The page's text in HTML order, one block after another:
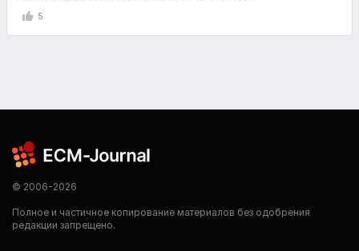
5
© 2006-2026
Полное и частичное копирование материалов без одобрения
редакции запрещено.